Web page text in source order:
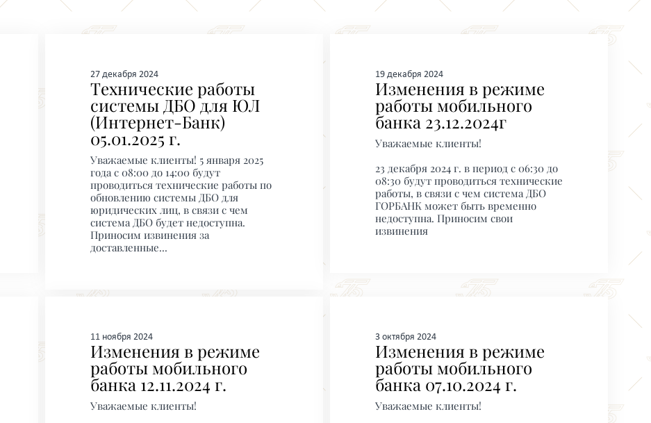
27 декабря 2024
Технические работы
системы ДБО для ЮЛ
(Интернет-Банк)
05.01.2025 г.
Уважаемые клиенты! 5 января 2025
года с 08:00 до 14:00 будут
проводиться технические работы по
обновлению системы ДБО для
юридических лиц, в связи с чем
система ДБО будет недоступна.
Приносим извинения за
доставленные...
19 декабря 2024
Изменения в режиме
работы мобильного
банка 23.12.2024г
Уважаемые клиенты!
23 декабря 2024 г. в период с 06:30 до
08:30 будут проводиться технические
работы, в связи с чем система ДБО
ГОРБАНК может быть временно
недоступна. Приносим свои
извинения
11 ноября 2024
Изменения в режиме
работы мобильного
банка 12.11.2024 г.
Уважаемые клиенты!
3 октября 2024
Изменения в режиме
работы мобильного
банка 07.10.2024 г.
Уважаемые клиенты!